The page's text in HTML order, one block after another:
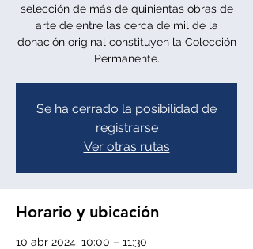
selección de más de quinientas obras de
arte de entre las cerca de mil de la
donación original constituyen la Colección
Permanente.
Se ha cerrado la posibilidad de
registrarse
Ver otras rutas
Horario y ubicación
10 abr 2024, 10:00 – 11:30